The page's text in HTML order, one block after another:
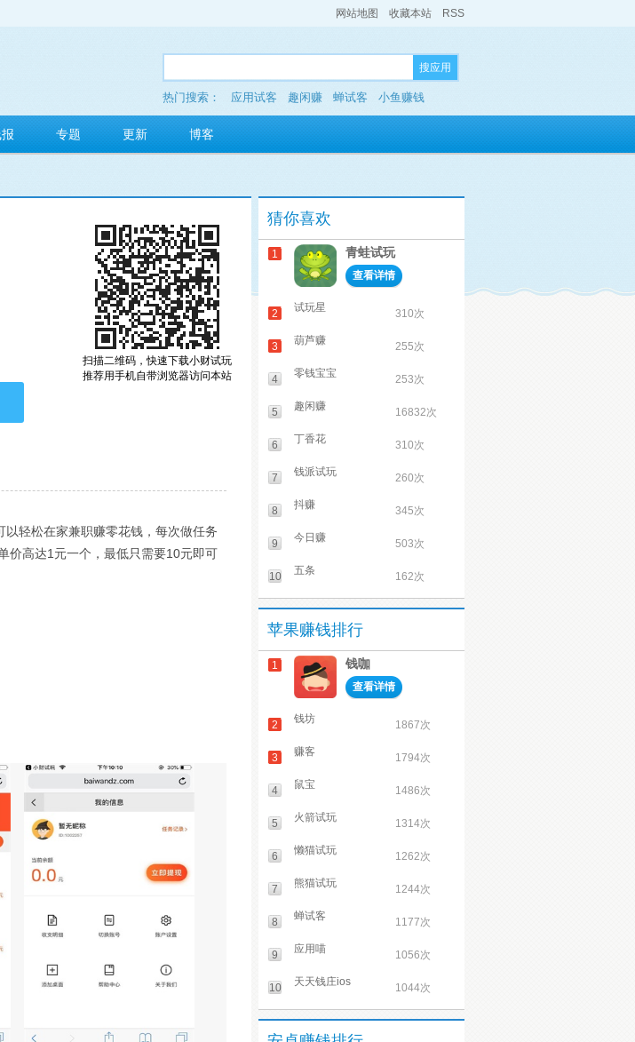
网站地图 收藏本站 RSS
搜应用
热门搜索： 应用试客 趣闲赚 蝉试客 小鱼赚钱
多玩红包
专题 更新 博客
扫描二维码，快速下载小财试玩
推荐用手机自带浏览器访问本站
轻松在家兼职赚零花钱，每次做任务
价高达1元一个，最低只需要10元即可
猜你喜欢
1 青蛙试玩
查看详情
2 试玩星 310次
3 葫芦赚 255次
4 零钱宝宝 253次
5 趣闲赚 16832次
6 丁香花 310次
7 钱派试玩 260次
8 抖赚 345次
9 今日赚 503次
10 五条 162次
苹果赚钱排行
1 钱咖
查看详情
2 钱坊 1867次
3 赚客 1794次
4 鼠宝 1486次
5 火箭试玩 1314次
6 懒猫试玩 1262次
7 熊猫试玩 1244次
8 蝉试客 1177次
9 应用喵 1056次
10 天天钱庄ios 1044次